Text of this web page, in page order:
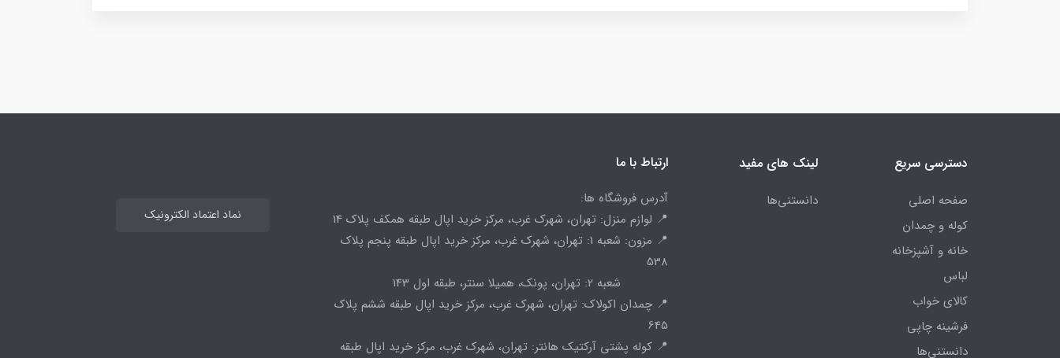
دسترسی سریع
صفحه اصلی
کوله و چمدان
خانه و آشپزخانه
لباس
کالای خواب
فرشینه چاپی
دانستنی‌ها
لینک های مفید
دانستنی‌ها
ارتباط با ما
آدرس فروشگاه ها:
📍 لوازم منزل: تهران، شهرک غرب، مرکز خرید اپال طبقه همکف پلاک 14
📍 مزون: شعبه 1: تهران، شهرک غرب، مرکز خرید اپال طبقه پنجم پلاک
538
شعبه 2: تهران، پونک، همیلا سنتر، طبقه اول 143
📍 چمدان اکولاک: تهران، شهرک غرب، مرکز خرید اپال طبقه ششم پلاک
645
📍 کوله پشتی آرکتیک هانتر: تهران، شهرک غرب، مرکز خرید اپال طبقه
نماد اعتماد الکترونیک